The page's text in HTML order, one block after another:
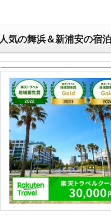
人気の舞浜＆新浦安の宿